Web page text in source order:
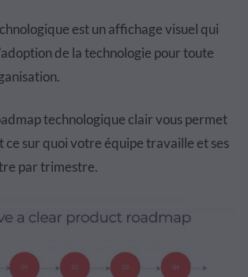
est un affichage visuel qui
de la technologie pour toute
technologique clair vous permet
ce sur quoi votre équipe travaille et ses
par trimestre.